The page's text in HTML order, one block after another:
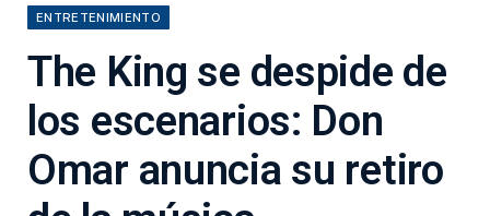
ENTRETENIMIENTO
The King se despide de
los escenarios: Don
Omar anuncia su retiro